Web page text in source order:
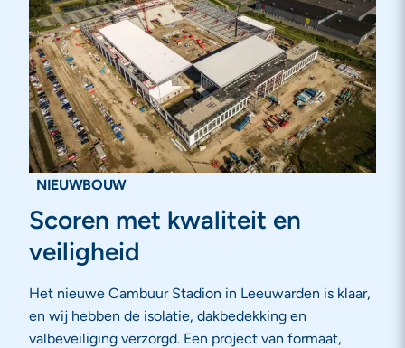
NIEUWBOUW
Scoren met kwaliteit en
veiligheid
Het nieuwe Cambuur Stadion in Leeuwarden is klaar,
en wij hebben de isolatie, dakbedekking en
valbeveiliging verzorgd. Een project van formaat,